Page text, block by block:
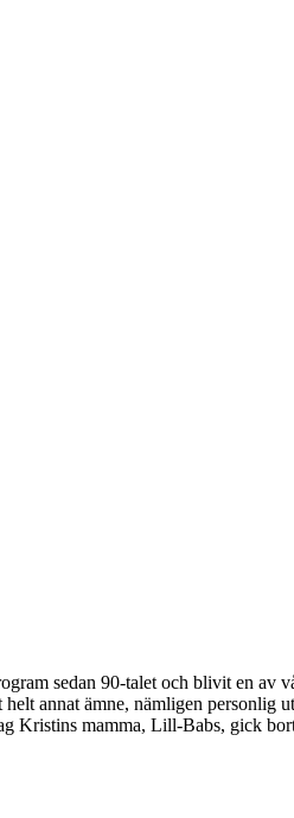
sedan 90-talet och blivit en av
annat ämne, nämligen personlig
Kristins mamma, Lill-Babs, gick